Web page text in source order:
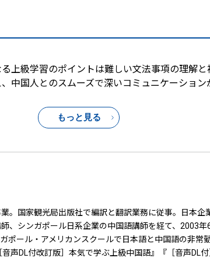
上級学習のポイントは難しい文法事項の理解と
中国人とのスムーズで深いコミュニケーショ
もっと見る
。国家観光局出版社で編訳と翻訳業務に従事。日本
、シンガポール日系企業の中国語講師を経て、2003年
ポール・アメリカンスクールで日本語と中国語の非常勤
声DL付改訂版］本気で学ぶ上級中国語』『［音声DL